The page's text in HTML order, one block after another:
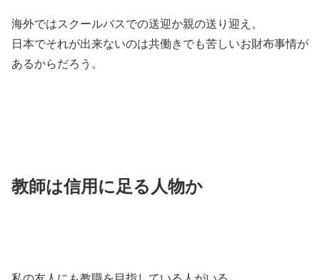
海外ではスクールバスでの送迎か親の送り迎え。
日本でそれが出来ないのは共働きでも苦しいお財布事情が
あるからだろう。
教師は信用に足る人物か